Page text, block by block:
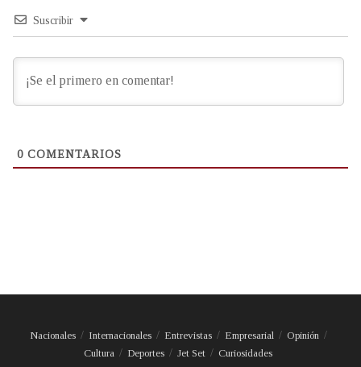
Suscribir
0 COMENTARIOS
Nacionales Internacionales Entrevistas Empresarial
Opinión
Cultura
Deportes Jet Set Curiosidades